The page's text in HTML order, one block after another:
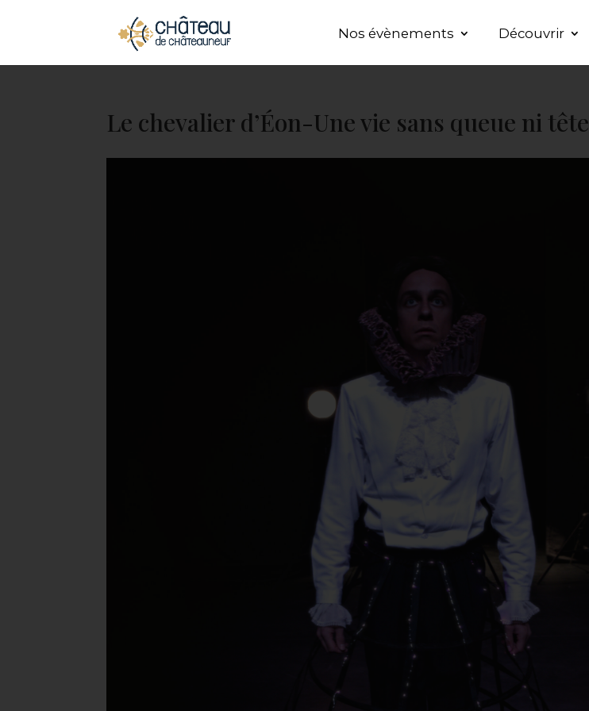
Nos évènements Découvrir
Le chevalier d’Éon-Une vie sans queue ni tête